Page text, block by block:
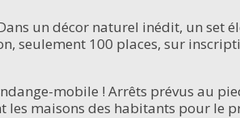
un décor naturel inédit, un set
seulement 100 places, sur
mobile ! Arrêts prévus au
les maisons des habitants pour le